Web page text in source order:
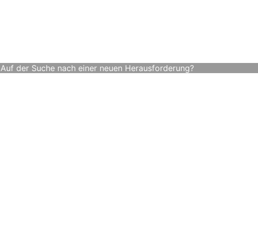
Auf der Suche nach einer neuen Herausforderung?